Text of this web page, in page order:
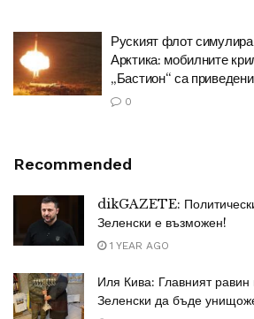
Руският флот
Арктика: мобилните
„Бастион“ са
0
Recommended
dikGAZETE:
Зеленски е възможен!
1 YEAR AGO
Иля Кива: Главният
Зеленски да бъде